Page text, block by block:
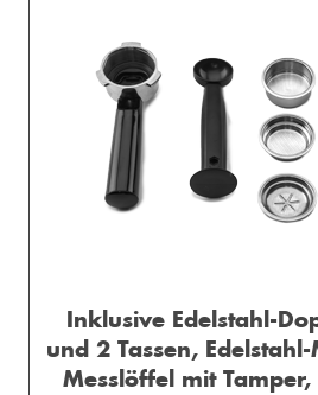
Inklusive Edelstahl-
und 2 Tassen,
Messlöffel mit Tamper,